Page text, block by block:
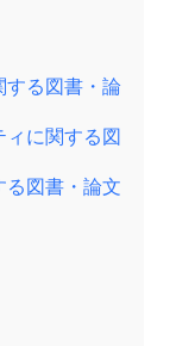
する図書・論
に関する図
る図書・論文